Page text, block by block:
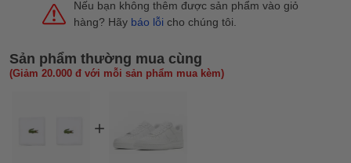
Nếu bạn không thêm được sản phẩm vào giỏ
hàng? Hãy báo lỗi cho chúng tôi.
Sản phẩm thường mua cùng
(Giảm 20.000 đ với mỗi sản phẩm mua kèm)